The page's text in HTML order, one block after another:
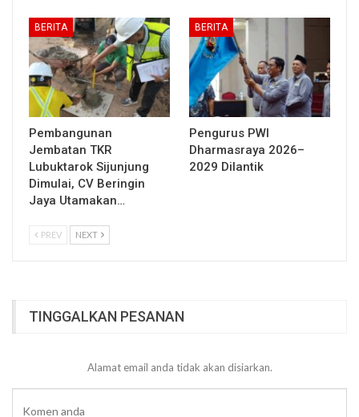
BERITA
Pembangunan
Jembatan TKR
Lubuktarok Sijunjung
Dimulai, CV Beringin
Jaya Utamakan…
BERITA
Pengurus PWI
Dharmasraya 2026–
2029 Dilantik
PREV NEXT
TINGGALKAN PESANAN
Alamat email anda tidak akan disiarkan.